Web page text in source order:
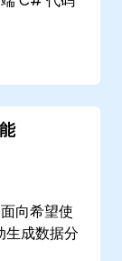
向希望使
生成数据分